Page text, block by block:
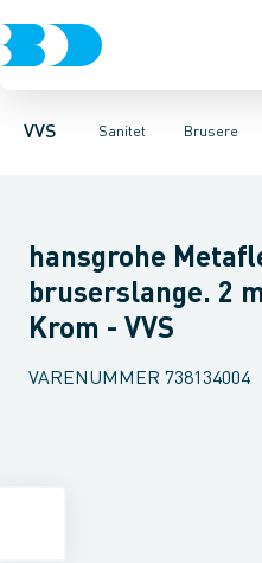
VVS Sanitet
Rør & fittingsPressfittings
Brusere
Toiletter, sæder og cisterner
HåndbrusereBruseslanger
hansgrohe
bruserslange. 2
Krom - VVS
VARENUMMER 738134004